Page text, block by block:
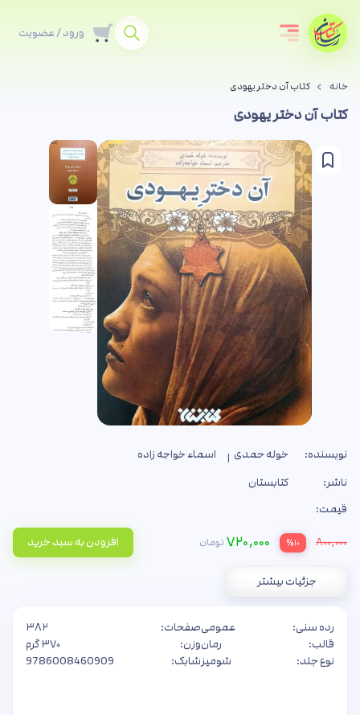
ورود / عضویت
خانه کتاب آن دختر یهودی
کتاب آن دختر یهودی
نویسنده: خوله حمدی
اسماء خواجه زاده
ناشر:
کتابستان
قیمت:
۸۰۰,۰۰۰ %۱۰ ۷۲۰,۰۰۰ تومان افزودن به سبد خرید
جزئیات بیشتر
رده سنی:
عمومی
قالب:
رمان
نوع جلد:
شومیز
صفحات:
۳۸۲
وزن:
۳۷۰ گرم
شابک:
9786008460909